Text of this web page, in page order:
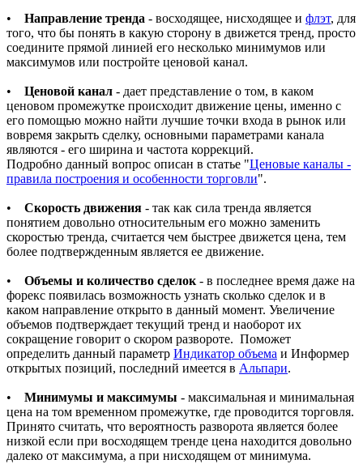
• Направление тренда - восходящее, нисходящее и флэт, для
того, что бы понять в какую сторону в движется тренд, просто
соедините прямой линией его несколько минимумов или
максимумов или постройте ценовой канал.
• Ценовой канал - дает представление о том, в каком
ценовом промежутке происходит движение цены, именно с
его помощью можно найти лучшие точки входа в рынок или
вовремя закрыть сделку, основными параметрами канала
являются - его ширина и частота коррекций.
Подробно данный вопрос описан в статье "Ценовые каналы -
правила построения и особенности торговли".
• Скорость движения - так как сила тренда является
понятием довольно относительным его можно заменить
скоростью тренда, считается чем быстрее движется цена, тем
более подтвержденным является ее движение.
• Объемы и количество сделок - в последнее время даже на
форекс появилась возможность узнать сколько сделок и в
каком направление открыто в данный момент. Увеличение
объемов подтверждает текущий тренд и наоборот их
сокращение говорит о скором развороте. Поможет
определить данный параметр Индикатор объема и Информер
открытых позиций, последний имеется в Альпари.
• Минимумы и максимумы - максимальная и минимальная
цена на том временном промежутке, где проводится торговля.
Принято считать, что вероятность разворота является более
низкой если при восходящем тренде цена находится довольно
далеко от максимума, а при нисходящем от минимума.